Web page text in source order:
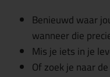
Benieuwd waar
wanneer die
Mis je iets in je
Of zoek je naar